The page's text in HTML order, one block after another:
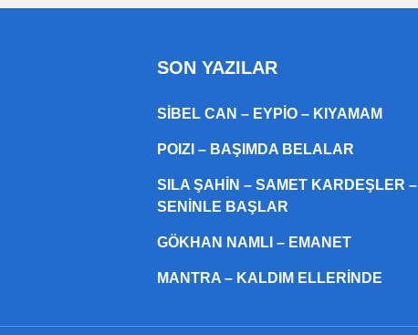
SON YAZILAR
SIBEL CAN – EYPIO – KIYAMAM
POIZI – BAŞIMDA BELALAR
SILA ŞAHIN – SAMET KARDEŞLER –
SENINLE BAŞLAR
GÖKHAN NAMLI – EMANET
MANTRA – KALDIM ELLERINDE